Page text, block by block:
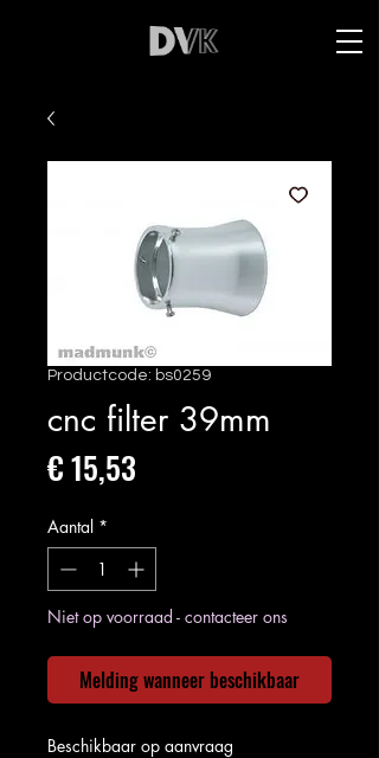
Productcode: bs0259
cnc filter 39mm
€ 15,53
Aantal *
Niet op voorraad - contacteer ons
Melding wanneer beschikbaar
Beschikbaar op aanvraag